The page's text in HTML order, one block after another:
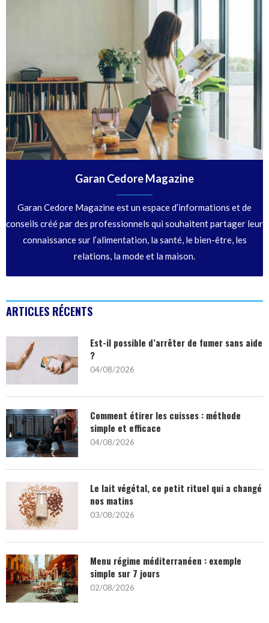
Garan Cedore Magazine
Garan Cedore Magazine est un espace d’informations et de
conseils créé par des professionnels qui souhaitent partager leur
connaissance sur l’alimentation, la santé, le bien-être, les
relations, la mode et la maison.
ARTICLES RÉCENTS
Est-il possible d’arrêter de fumer sans aide
?
04/08/2026
Comment étirer les cuisses : méthode
simple et efficace
04/08/2026
Le lait végétal, ce petit rituel qui a changé
nos matins
03/08/2026
Menu régime méditerranéen : exemple
simple sur 7 jours
02/08/2026